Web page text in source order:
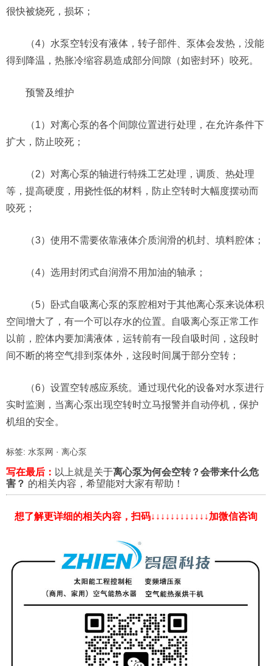
很快被烧死，损坏；
（4）水泵空转没有液体，转子部件、泵体会发热，没能
得到降温，热胀冷缩容易造成部分间隙（如密封环）咬死。
预警及维护
（1）对离心泵的各个间隙位置进行处理，在允许条件下
扩大，防止咬死；
（2）对离心泵的轴进行特殊工艺处理，调质、热处理
等，提高硬度，用挠性低的材料，防止空转时大幅度摆动而
咬死；
（3）使用不需要依靠液体介质润滑的机封、填料腔体；
（4）选用封闭式自润滑不用加油的轴承；
（5）卧式自吸离心泵的泵腔相对于其他离心泵来说体积
空间增大了，有一个可以存水的位置。自吸离心泵正常工作
以前，腔体内要加满液体，运转前有一段自吸时间，这段时
间不断的将空气排到泵体外，这段时间属于部分空转；
（6）设置空转感应系统。通过现代化的设备对水泵进行
实时监测，当离心泵出现空转时立马报警并自动停机，保护
机组的安全。
标签: 水泵网 · 离心泵
写在最后： 以上就是关于离心泵为何会空转？会带来什么危
害？ 的相关内容，希望能对大家有帮助！
想了解更详细的相关内容，扫码↓↓↓↓↓↓↓↓↓↓↓↓加微信咨询